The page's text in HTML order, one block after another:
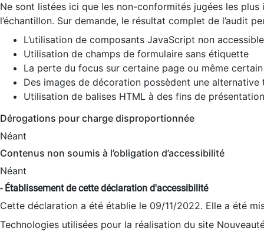
Ne sont listées ici que les non-conformités jugées les
l’échantillon. Sur demande, le résultat complet de l’audit
L’utilisation de composants JavaScript non
Utilisation de champs de formulaire sans étiquette
La perte du focus sur certaine page ou même
Des images de décoration possèdent une alternative
Utilisation de balises HTML à des fins de
Dérogations pour charge disproportionnée
Néant
Contenus non soumis à l’obligation d’accessibilité
Néant
- Établissement de cette déclaration d'accessibilité
Cette déclaration a été établie le 09/11/2022. Elle a été
Technologies utilisées pour la réalisation du site